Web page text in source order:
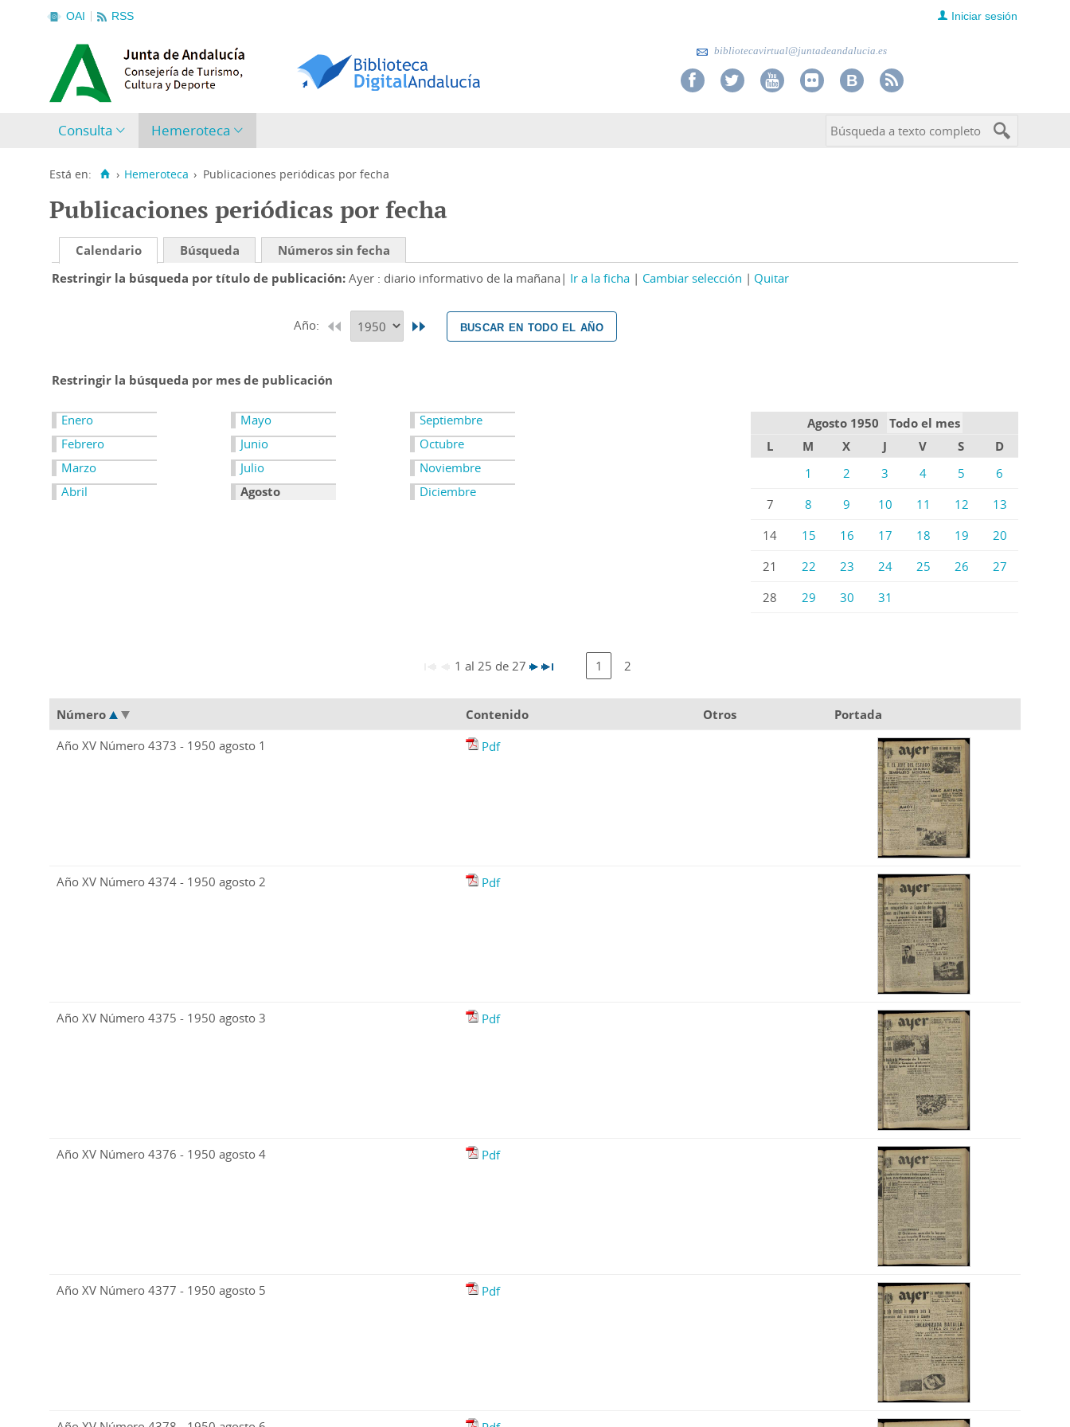
OAI RSS Iniciar sesión
bibliotecavirtual@juntadeandalucia.es
Consulta Hemeroteca
Está en: › Hemeroteca › Publicaciones periódicas por fecha
Publicaciones periódicas por fecha
Calendario Búsqueda
Números sin fecha
Restringir la búsqueda por título de publicación Ayer : diario informativo de la mañana Ir a la ficha Cambiar selección Quitar
Año: buscar en todo el año
Restringir la búsqueda por mes de publicación
Enero
Febrero
Marzo
Abril
Mayo
Junio
Julio
Agosto
Septiembre
Octubre
Noviembre
Diciembre
Agosto 1950
Todo el mes
L
M X J V S
D
1
2 3 4 5
6
7
8 9 10 11 12
13
14
15 16 17 18 19
20
21
22 23 24 25 26
27
28
29 30 31
1 al 25 de 27 1 2
Número Contenido Otros
Portada
Año XV Número 4373 - 1950 agosto 1
Pdf
Año XV Número 4374 - 1950 agosto 2 Pdf
Año XV Número 4375 - 1950 agosto 3 Pdf
Año XV Número 4376 - 1950 agosto 4 Pdf
Año XV Número 4377 - 1950 agosto 5 Pdf